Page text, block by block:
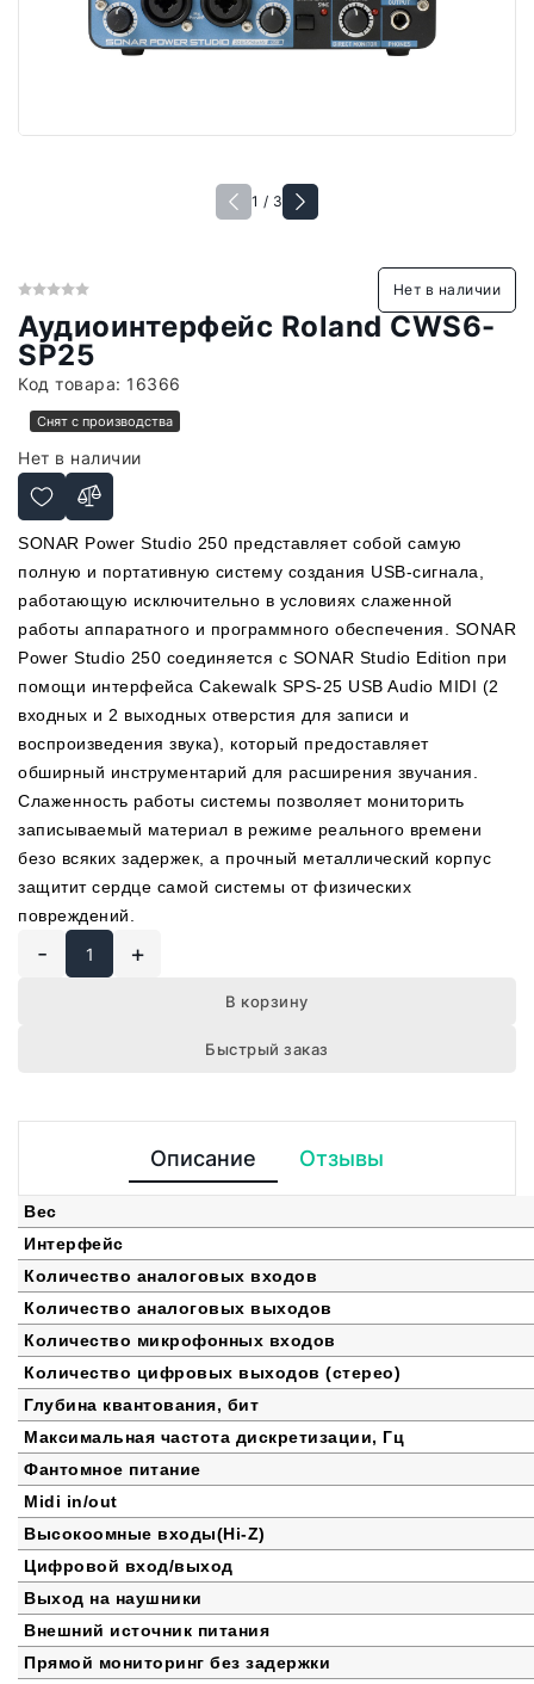
1 / 3
Нет в наличии
Аудиоинтерфейс Roland CWS6-
SP25
Код товара: 16366
Снят с производства
Нет в наличии
SONAR Power Studio 250 представляет собой самую
полную и портативную систему создания USB-сигнала,
работающую исключительно в условиях слаженной
работы аппаратного и программного обеспечения. SONAR
Power Studio 250 соединяется с SONAR Studio Edition при
помощи интерфейса Cakewalk SPS-25 USB Audio MIDI (2
входных и 2 выходных отверстия для записи и
воспроизведения звука), который предоставляет
обширный инструментарий для расширения звучания.
Слаженность работы системы позволяет мониторить
записываемый материал в режиме реального времени
безо всяких задержек, а прочный металлический корпус
защитит сердце самой системы от физических
повреждений.
- +
В корзину
Быстрый заказ
Описание Отзывы
Вес
Интерфейс
Количество аналоговых входов
Количество аналоговых выходов
Количество микрофонных входов
Количество цифровых выходов (стерео)
Глубина квантования, бит
Максимальная частота дискретизации, Гц
Фантомное питание
Midi in/out
Высокоомные входы(Hi-Z)
Цифровой вход/выход
Выход на наушники
Внешний источник питания
Прямой мониторинг без задержки